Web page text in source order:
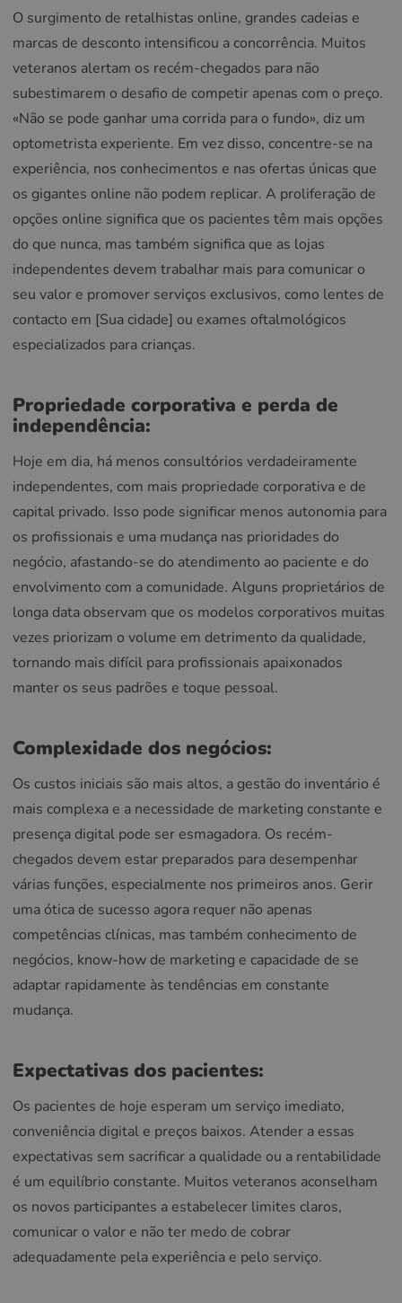
O surgimento de retalhistas online, grandes cadeias e
marcas de desconto intensificou a concorrência. Muitos
veteranos alertam os recém-chegados para não
subestimarem o desafio de competir apenas com o preço.
«Não se pode ganhar uma corrida para o fundo», diz um
optometrista experiente. Em vez disso, concentre-se na
experiência, nos conhecimentos e nas ofertas únicas que
os gigantes online não podem replicar. A proliferação de
opções online significa que os pacientes têm mais opções
do que nunca, mas também significa que as lojas
independentes devem trabalhar mais para comunicar o
seu valor e promover serviços exclusivos, como lentes de
contacto em [Sua cidade] ou exames oftalmológicos
especializados para crianças.
Propriedade corporativa e perda de
independência:
Hoje em dia, há menos consultórios verdadeiramente
independentes, com mais propriedade corporativa e de
capital privado. Isso pode significar menos autonomia para
os profissionais e uma mudança nas prioridades do
negócio, afastando-se do atendimento ao paciente e do
envolvimento com a comunidade. Alguns proprietários de
longa data observam que os modelos corporativos muitas
vezes priorizam o volume em detrimento da qualidade,
tornando mais difícil para profissionais apaixonados
manter os seus padrões e toque pessoal.
Complexidade dos negócios:
Os custos iniciais são mais altos, a gestão do inventário é
mais complexa e a necessidade de marketing constante e
presença digital pode ser esmagadora. Os recém-
chegados devem estar preparados para desempenhar
várias funções, especialmente nos primeiros anos. Gerir
uma ótica de sucesso agora requer não apenas
competências clínicas, mas também conhecimento de
negócios, know-how de marketing e capacidade de se
adaptar rapidamente às tendências em constante
mudança.
Expectativas dos pacientes:
Os pacientes de hoje esperam um serviço imediato,
conveniência digital e preços baixos. Atender a essas
expectativas sem sacrificar a qualidade ou a rentabilidade
é um equilíbrio constante. Muitos veteranos aconselham
os novos participantes a estabelecer limites claros,
comunicar o valor e não ter medo de cobrar
adequadamente pela experiência e pelo serviço.